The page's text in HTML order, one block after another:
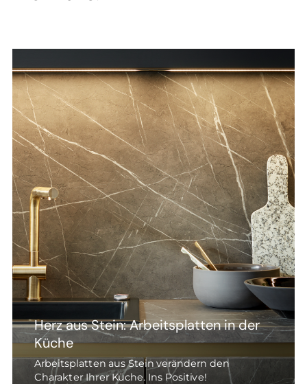
Herz aus Stein: Arbeitsplatten in der
Küche
Arbeitsplatten aus Stein verändern den
Charakter Ihrer Küche. Ins Positive!